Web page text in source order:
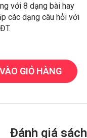
với 8 dạng bài hay
các dạng câu hỏi với
GIỎ HÀNG
Đánh giá sách